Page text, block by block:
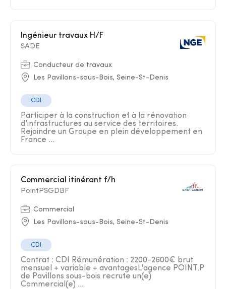
Ingénieur travaux H/F
SADE
Conducteur de travaux
Les Pavillons-sous-Bois, Seine-St-Denis
CDI
Participer à la construction et à la rénovation
d'infrastructures au service des territoires.
Rejoindre un Groupe en plein développement en
France ...
Commercial itinérant f/h
PointPSGDBF
Commercial
Les Pavillons-sous-Bois, Seine-St-Denis
CDI
Contrat : CDI Rémunération : 2200-2600€ brut
mensuel + variable + avantagesL'agence POINT.P
de Pavillons sous-bois recrute un(e)
Commercial(e) ...